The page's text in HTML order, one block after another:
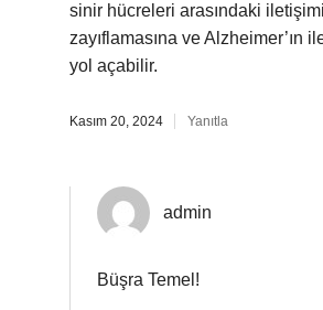
sinir hücreleri arasındaki
zayıflamasına ve Alzheimer’ın
yol açabilir.
Kasım 20, 2024 Yanıtla
admin
Büşra Temel!